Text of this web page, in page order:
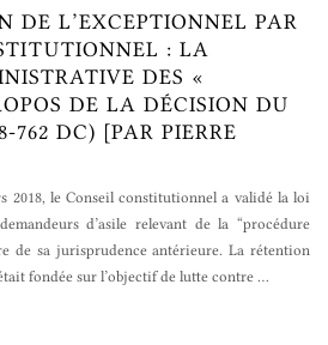
DE L’EXCEPTIONNEL PAR
: LA
DES «
DE LA DÉCISION DU
762 DC) [PAR PIERRE
2018, le Conseil constitutionnel a validé la loi
d’asile relevant de la “procédure
de sa jurisprudence antérieure. La rétention
fondée sur l’objectif de lutte contre …